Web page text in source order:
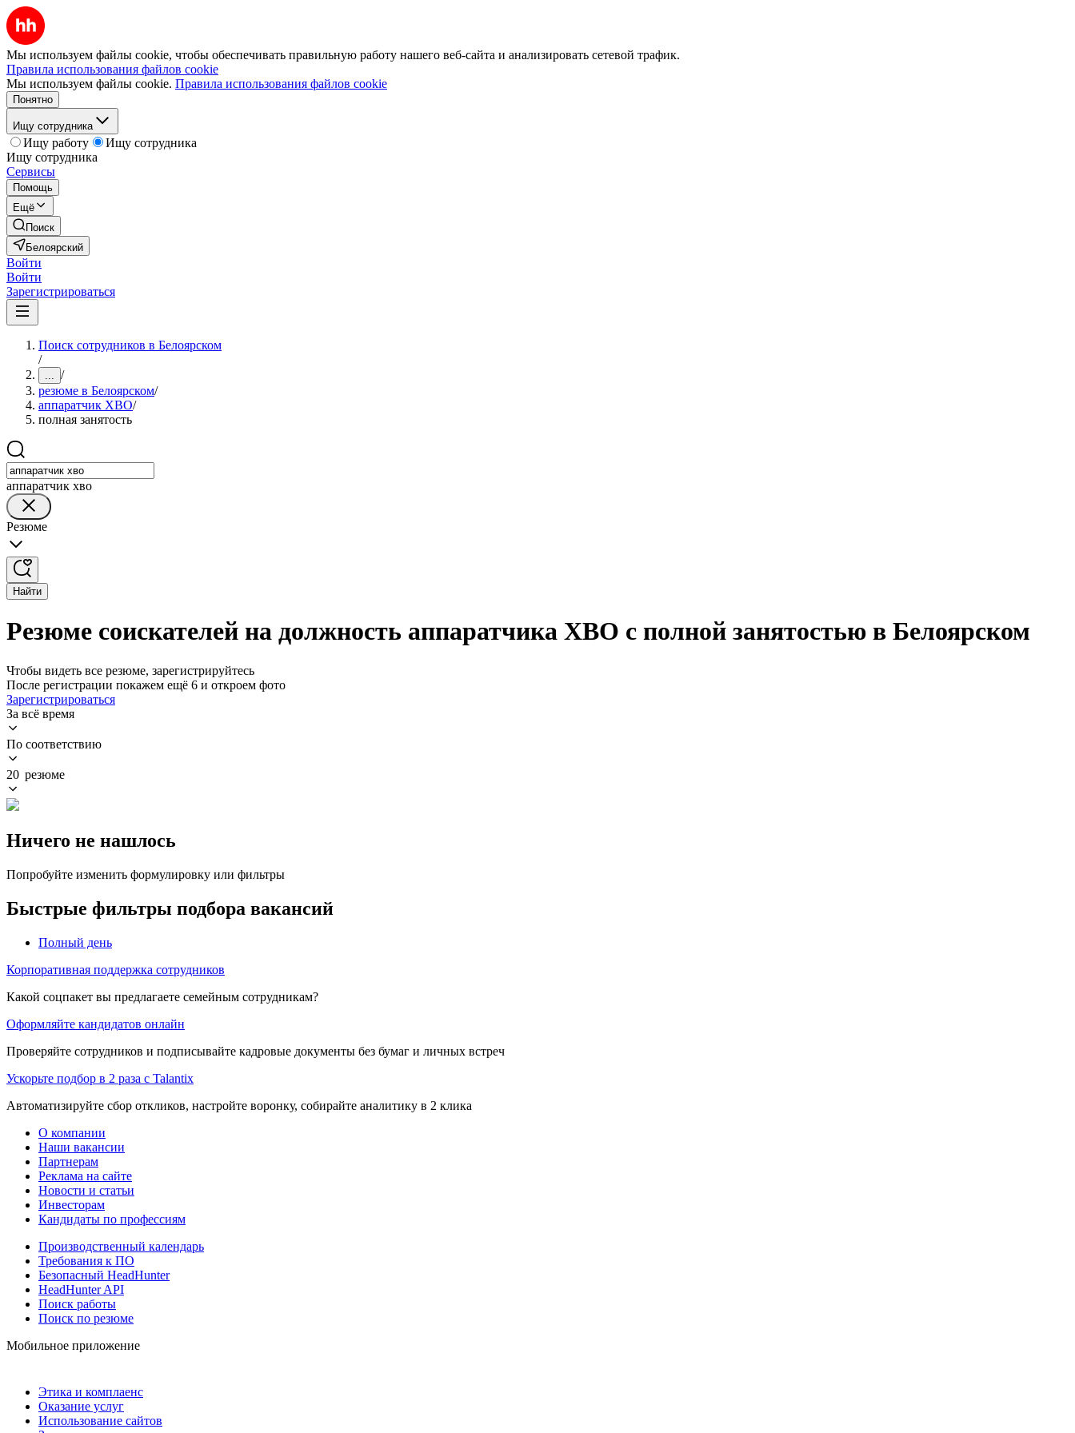
Мы используем файлы cookie, чтобы обеспечивать правильную работу нашего веб-сайта и анализировать сетевой трафик.
Правила использования файлов cookie
Мы используем файлы cookie. Правила использования файлов cookie
Понятно
Ищу сотрудника
Ищу работу
Ищу сотрудника
Ищу сотрудника
Сервисы
Помощь
Ещё
Поиск
Белоярский
Войти
Войти
Зарегистрироваться
Поиск сотрудников в Белоярском
/
... /
резюме в Белоярском/
аппаратчик ХВО/
полная занятость
аппаратчик хво
Резюме
Найти
Резюме соискателей на должность аппаратчика ХВО с полной занятостью в Белоярском
Чтобы видеть все резюме, зарегистрируйтесь
После регистрации покажем ещё 6 и откроем фото
Зарегистрироваться
За всё время
По соответствию
20 резюме
Ничего не нашлось
Попробуйте изменить формулировку или фильтры
Быстрые фильтры подбора вакансий
Полный день
Корпоративная поддержка сотрудников
Какой соцпакет вы предлагаете семейным сотрудникам?
Оформляйте кандидатов онлайн
Проверяйте сотрудников и подписывайте кадровые документы без бумаг и личных встреч
Ускорьте подбор в 2 раза с Talantix
Автоматизируйте сбор откликов, настройте воронку, собирайте аналитику в 2 клика
О компании
Наши вакансии
Партнерам
Реклама на сайте
Новости и статьи
Инвесторам
Кандидаты по профессиям
Производственный календарь
Требования к ПО
Безопасный HeadHunter
HeadHunter API
Поиск работы
Поиск по резюме
Мобильное приложение
Этика и комплаенс
Оказание услуг
Использование сайтов